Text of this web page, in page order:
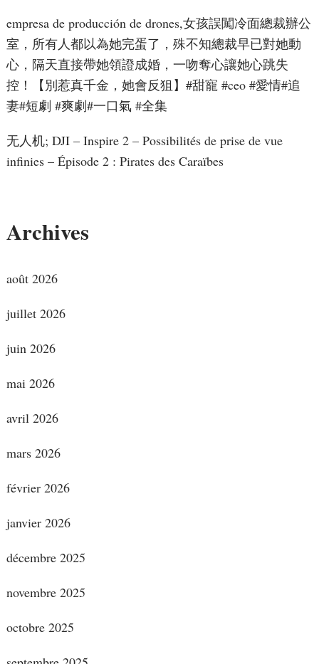
empresa de producción de drones,女孩誤闖冷面總裁辦公
室，所有人都以為她完蛋了，殊不知總裁早已對她動
心，隔天直接帶她領證成婚，一吻奪心讓她心跳失
控！【別惹真千金，她會反狙】#甜寵 #ceo #愛情#追
妻#短劇 #爽劇#一口氣 #全集
无人机; DJI – Inspire 2 – Possibilités de prise de vue
infinies – Épisode 2 : Pirates des Caraïbes
Archives
août 2026
juillet 2026
juin 2026
mai 2026
avril 2026
mars 2026
février 2026
janvier 2026
décembre 2025
novembre 2025
octobre 2025